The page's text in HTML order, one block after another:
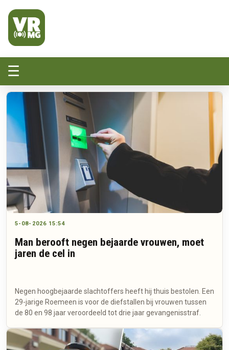
☰
5-08-2026 15:54
Man berooft negen bejaarde vrouwen, moet
jaren de cel in
Negen hoogbejaarde slachtoffers heeft hij thuis bestolen. Een
29-jarige Roemeen is voor de diefstallen bij vrouwen tussen
de 80 en 98 jaar veroordeeld tot drie jaar gevangenisstraf.